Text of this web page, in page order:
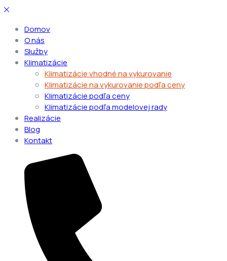
Domov
O nás
Služby
Klimatizácie
Klimatizácie vhodné na vykurovanie
Klimatizácie na vykurovanie podľa ceny
Klimatizácie podľa ceny
Klimatizácie podľa modelovej rady
Realizácie
Blog
Kontakt